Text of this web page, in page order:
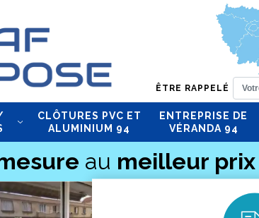
ÊTRE RAPPELÉ
CLÔTURES PVC ET
ALUMINIUM 94
ENTREPRISE DE
VÉRANDA 94
au meilleur prix